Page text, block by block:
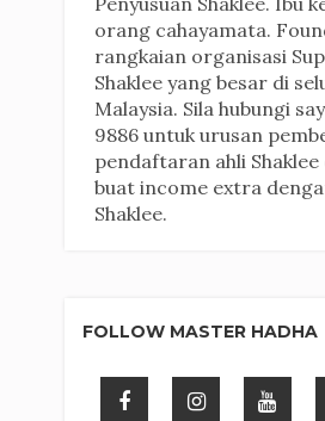
orang cahayamata.
rangkaian organisasi
Shaklee yang besar di
Malaysia. Sila hubungi
9886 untuk urusan
pendaftaran ahli
buat income extra
Shaklee.
FOLLOW MASTER HADHA